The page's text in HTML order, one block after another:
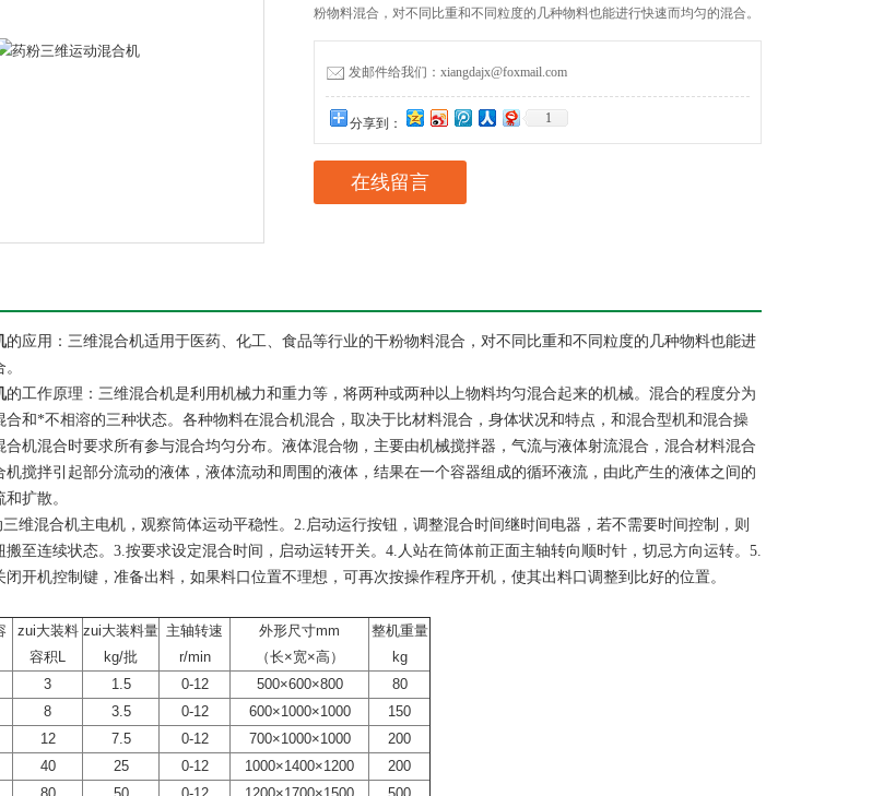
粉物料混合，对不同比重和不同粒度的几种物料也能进行快速而均匀的混合。
发邮件给我们：xiangdajx@foxmail.com
分享到： 1
在线留言
的应用：三维混合机适用于医药、化工、食品等行业的干粉物料混合，对不同比重和不同粒度的几种物料也能进
的工作原理：三维混合机是利用机械力和重力等，将两种或两种以上物料均匀混合起来的机械。混合的程度分为
合和*不相溶的三种状态。各种物料在混合机混合，取决于比材料混合，身体状况和特点，和混合型机和混合操
合机混合时要求所有参与混合均匀分布。液体混合物，主要由机械搅拌器，气流与液体射流混合，混合材料混合
机搅拌引起部分流动的液体，液体流动和周围的液体，结果在一个容器组成的循环液流，由此产生的液体之间的
扩散。
维混合机主电机，观察筒体运动平稳性。2.启动运行按钮，调整混合时间继时间电器，若不需要时间控制，则
搬至连续状态。3.按要求设定混合时间，启动运转开关。4.人站在筒体前正面主轴转向顺时针，切忌方向运转。5.
开机控制键，准备出料，如果料口位置不理想，可再次按操作程序开机，使其出料口调整到比好的位置。
zui大装料
容积L
zui大装料量
kg/批
主轴转速
r/min
外形尺寸mm
（长×宽×高）
整机重量
kg
3 1.5 0-12 500×600×800
80
8 3.5 0-12 600×1000×1000
150
12 7.5 0-12 700×1000×1000
200
40 25 0-12 1000×1400×1200
200